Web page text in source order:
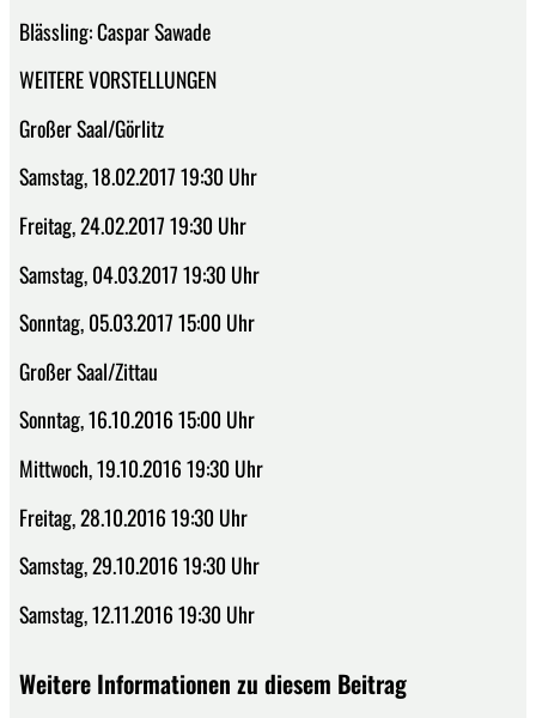
Blässling: Caspar Sawade
WEITERE VORSTELLUNGEN
Großer Saal/Görlitz
Samstag, 18.02.2017 19:30 Uhr
Freitag, 24.02.2017 19:30 Uhr
Samstag, 04.03.2017 19:30 Uhr
Sonntag, 05.03.2017 15:00 Uhr
Großer Saal/Zittau
Sonntag, 16.10.2016 15:00 Uhr
Mittwoch, 19.10.2016 19:30 Uhr
Freitag, 28.10.2016 19:30 Uhr
Samstag, 29.10.2016 19:30 Uhr
Samstag, 12.11.2016 19:30 Uhr
Weitere Informationen zu diesem Beitrag